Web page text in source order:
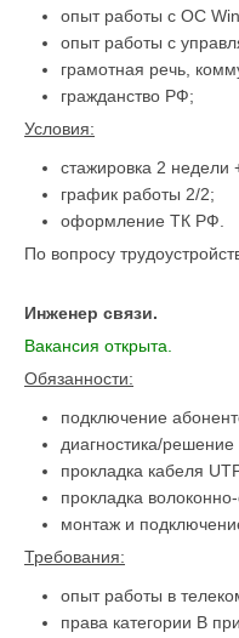
опыт работы с ОС
опыт работы с
грамотная речь,
гражданство РФ;
Условия:
стажировка 2 недели
график работы 2/2;
оформление ТК РФ.
По вопросу
Инженер связи.
Вакансия открыта.
Обязанности:
подключение
диагностика/
прокладка кабеля
прокладка
монтаж и
Требования:
опыт работы в
права категории В